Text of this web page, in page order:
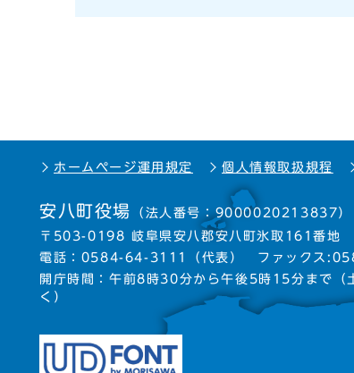
ホームページ運用規定 個人情報取扱規程
安八町役場 （法人番号：9000020213837）
〒503-0198 岐阜県安八郡安八町氷取161番地
電話： 0584-64-3111 （代表） ファックス
開庁時間：午前8時30分から午後5時15分まで
く）